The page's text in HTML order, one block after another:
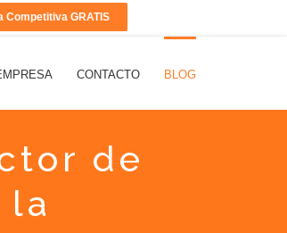
Competitiva GRATIS
CONTACTO BLOG
de
la